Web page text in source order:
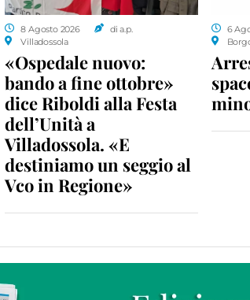
8 Agosto 2026
di a.p.
Villadossola
«Ospedale nuovo:
bando a fine ottobre»
dice Riboldi alla Festa
dell’Unità a
Villadossola. «E
destiniamo un seggio al
Vco in Regione»
6